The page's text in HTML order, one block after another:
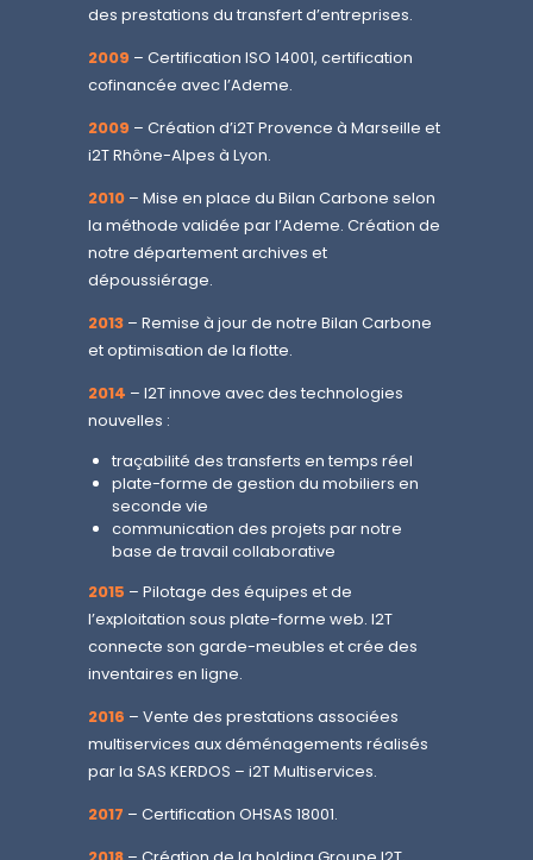
des prestations du transfert d’entreprises.
2009 – Certification ISO 14001, certification
cofinancée avec l’Ademe.
2009 – Création d’i2T Provence à Marseille et
i2T Rhône-Alpes à Lyon.
2010 – Mise en place du Bilan Carbone selon
la méthode validée par l’Ademe. Création de
notre département archives et
dépoussiérage.
2013 – Remise à jour de notre Bilan Carbone
et optimisation de la flotte.
2014 – I2T innove avec des technologies
nouvelles :
traçabilité des transferts en temps réel
plate-forme de gestion du mobiliers en
seconde vie
communication des projets par notre
base de travail collaborative
2015 – Pilotage des équipes et de
l’exploitation sous plate-forme web. I2T
connecte son garde-meubles et crée des
inventaires en ligne.
2016 – Vente des prestations associées
multiservices aux déménagements réalisés
par la SAS KERDOS – i2T Multiservices.
2017 – Certification OHSAS 18001.